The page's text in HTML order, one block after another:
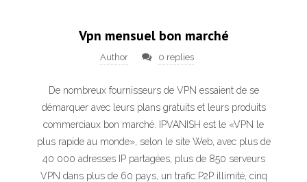
Vpn mensuel bon marché
Author 0 replies
De nombreux fournisseurs de VPN essaient de se
démarquer avec leurs plans gratuits et leurs produits
commerciaux bon marché. IPVANISH est le «VPN le
plus rapide au monde», selon le site Web, avec plus de
40 000 adresses IP partagées, plus de 850 serveurs
VPN dans plus de 60 pays, un trafic P2P illimité, cinq